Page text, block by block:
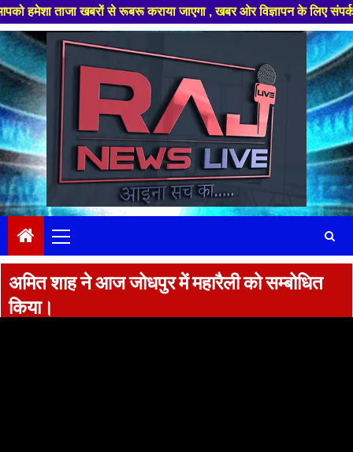
खबरों से रूबरू कराया जाएगा , खबर ओर विज्ञापन के लिए संपर्क करे
Skip
to
content
Menu
अमित शाह ने आज जोधपुर में महारैली को सम्बोधित
किया।